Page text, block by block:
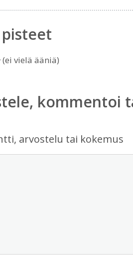
(ei vielä ääniä)
kommentoi
arvostelu tai kokemus